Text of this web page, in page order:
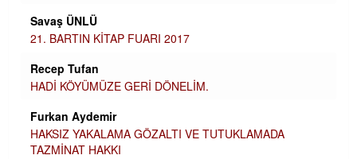
Savaş ÜNLÜ
21. BARTIN KİTAP FUARI 2017
Recep Tufan
HADİ KÖYÜMÜZE GERİ DÖNELİM.
Furkan Aydemir
HAKSIZ YAKALAMA GÖZALTI VE TUTUKLAMADA
TAZMİNAT HAKKI